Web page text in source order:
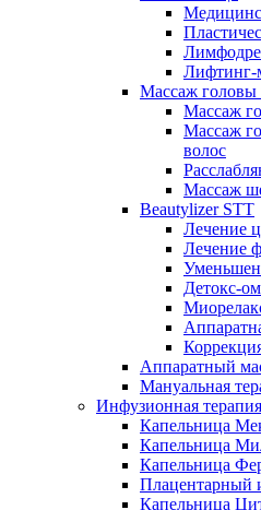
Лифтинг-
Массаж
Массаж
Массаж
волос
Массаж
Beautylizer STT
Лечение
Лечение
Детокс-
Аппаратный
Мануальная
Инфузионная терапия
Капельница
Капельница
Капельница
Плацентарный
Капельница